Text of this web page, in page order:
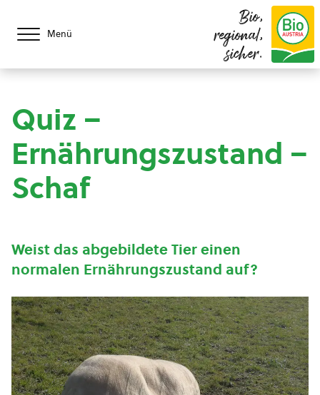
Menü
Bio,
regional,
sicher.
Quiz –
Ernährungszustand –
Schaf
Weist das abgebildete Tier einen
normalen Ernährungszustand auf?